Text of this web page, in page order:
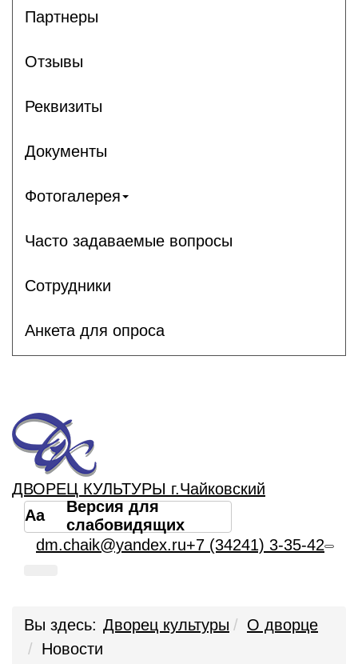
Партнеры
Отзывы
Реквизиты
Документы
Фотогалерея
Часто задаваемые вопросы
Сотрудники
Анкета для опроса
ДВОРЕЦ КУЛЬТУРЫ г.Чайковский
Aa
Версия для
слабовидящих
+7 (34241) 3-35-42
dm.chaik@yandex.ru
Вы здесь: Дворец культуры
О дворце
Новости